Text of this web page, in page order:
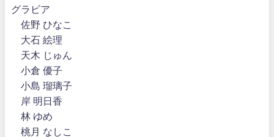
グラビア
佐野 ひなこ
大石 絵理
天木 じゅん
小倉 優子
小島 瑠璃子
岸 明日香
林 ゆめ
桃月 なしこ